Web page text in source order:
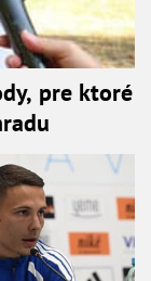
pre ktoré